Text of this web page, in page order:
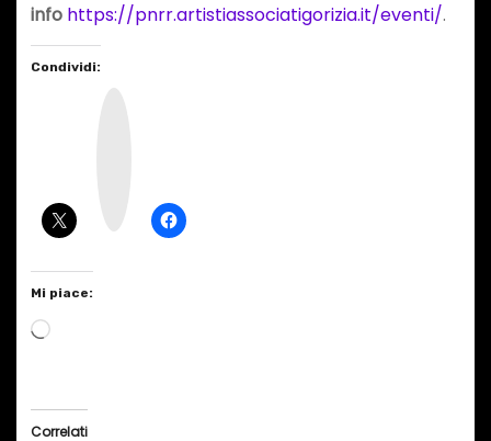
info https://pnrr.artistiassociatigorizia.it/eventi/.
Condividi:
Mi piace:
C
i
Correlati